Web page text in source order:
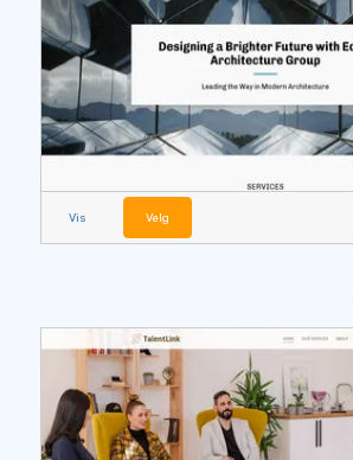
Vis Velg